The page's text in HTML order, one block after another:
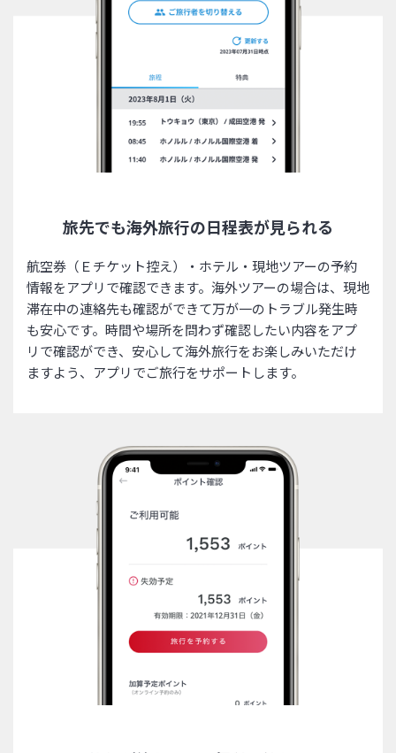
旅先でも海外旅行の日程表が見られる
航空券（Ｅチケット控え）・ホテル・現地ツアーの予約
情報をアプリで確認できます。海外ツアーの場合は、現地
滞在中の連絡先も確認ができて万が一のトラブル発生時
も安心です。時間や場所を問わず確認したい内容をアプ
リで確認ができ、安心して海外旅行をお楽しみいただけ
ますよう、アプリでご旅行をサポートします。